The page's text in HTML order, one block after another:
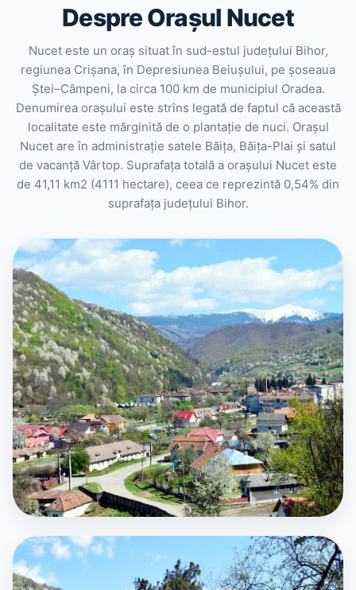
Despre Orașul Nucet
Nucet este un oraș situat în sud-estul județului Bihor,
regiunea Crișana, în Depresiunea Beiușului, pe șoseaua
Ștei–Câmpeni, la circa 100 km de municipiul Oradea.
Denumirea orașului este strîns legată de faptul că această
localitate este mărginită de o plantație de nuci. Orașul
Nucet are în administrație satele Băița, Băița-Plai și satul
de vacanță Vârtop. Suprafața totală a orașului Nucet este
de 41,11 km2 (4111 hectare), ceea ce reprezintă 0,54% din
suprafața județului Bihor.